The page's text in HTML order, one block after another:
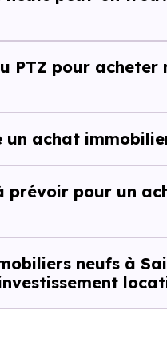
résidences secondaires.
61.8 % de
dans le
au-
vue, le prix au
d’un bien ancien.
il faut
PTZ pour
achat
prévoir pour un
neufs à